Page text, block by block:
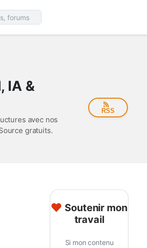
IA &
avec nos
gratuits.
RSS
Soutenir mon
travail
Si mon contenu